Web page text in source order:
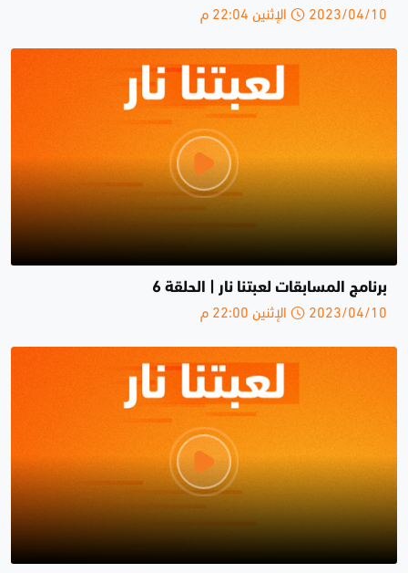
2023/04/10 الإثنين 22:04 م
برنامج المسابقات لعبتنا نار | الحلقة 6
2023/04/10 الإثنين 22:00 م